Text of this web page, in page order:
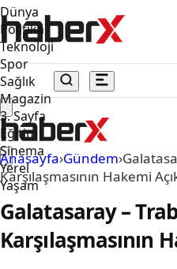
Dünya
Politika
Teknoloji
Spor
Sağlık
Magazin
3. Sayfa
Eğitim
Sinema
Yerel
Yaşam
Anasayfa›Gündem›
Karşılaşmasının Hakemi
Galatasaray –
Karşılaşmasının